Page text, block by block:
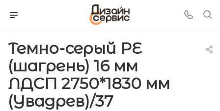
Темно-серый PE
(шагрень) 16 мм
ЛДСП 2750*1830 мм
(Увадрев)/37